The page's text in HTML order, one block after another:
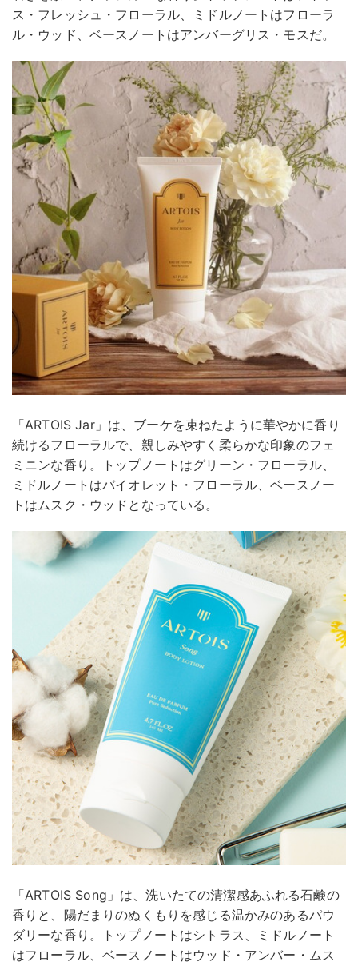
ス・フレッシュ・フローラル、ミドルノートはフローラ
ル・ウッド、ベースノートはアンバーグリス・モスだ。
「ARTOIS Jar」は、ブーケを束ねたように華やかに香り
続けるフローラルで、親しみやすく柔らかな印象のフェ
ミニンな香り。トップノートはグリーン・フローラル、
ミドルノートはバイオレット・フローラル、ベースノー
トはムスク・ウッドとなっている。
「ARTOIS Song」は、洗いたての清潔感あふれる石鹸の
香りと、陽だまりのぬくもりを感じる温かみのあるパウ
ダリーな香り。トップノートはシトラス、ミドルノート
はフローラル、ベースノートはウッド・アンバー・ムス